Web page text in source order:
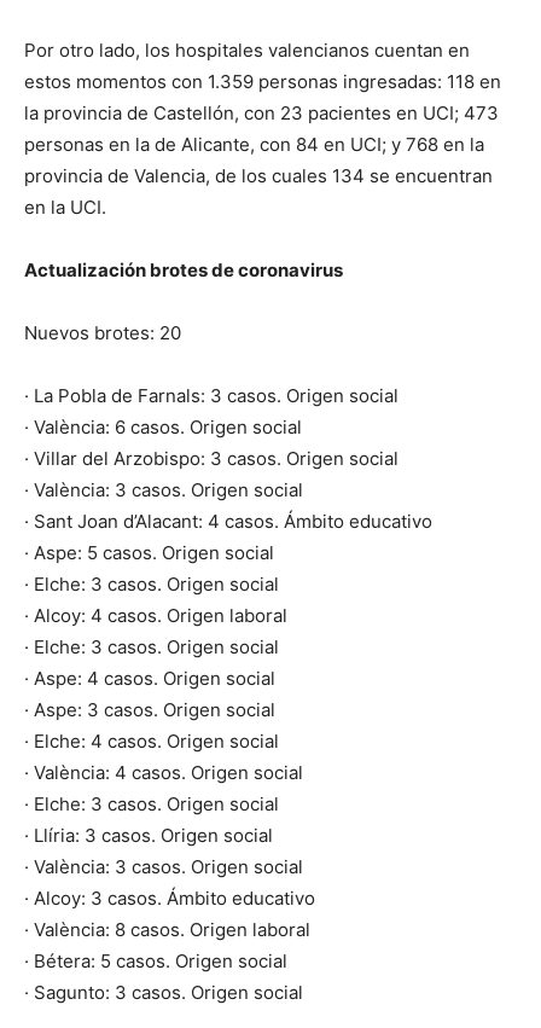
Por otro lado, los hospitales valencianos cuentan en
estos momentos con 1.359 personas ingresadas: 118 en
la provincia de Castellón, con 23 pacientes en UCI; 473
personas en la de Alicante, con 84 en UCI; y 768 en la
provincia de Valencia, de los cuales 134 se encuentran
en la UCI.
Actualización brotes de coronavirus
Nuevos brotes: 20
· La Pobla de Farnals: 3 casos. Origen social
· València: 6 casos. Origen social
· Villar del Arzobispo: 3 casos. Origen social
· València: 3 casos. Origen social
· Sant Joan d’Alacant: 4 casos. Ámbito educativo
· Aspe: 5 casos. Origen social
· Elche: 3 casos. Origen social
· Alcoy: 4 casos. Origen laboral
· Elche: 3 casos. Origen social
· Aspe: 4 casos. Origen social
· Aspe: 3 casos. Origen social
· Elche: 4 casos. Origen social
· València: 4 casos. Origen social
· Elche: 3 casos. Origen social
· Llíria: 3 casos. Origen social
· València: 3 casos. Origen social
· Alcoy: 3 casos. Ámbito educativo
· València: 8 casos. Origen laboral
· Bétera: 5 casos. Origen social
· Sagunto: 3 casos. Origen social